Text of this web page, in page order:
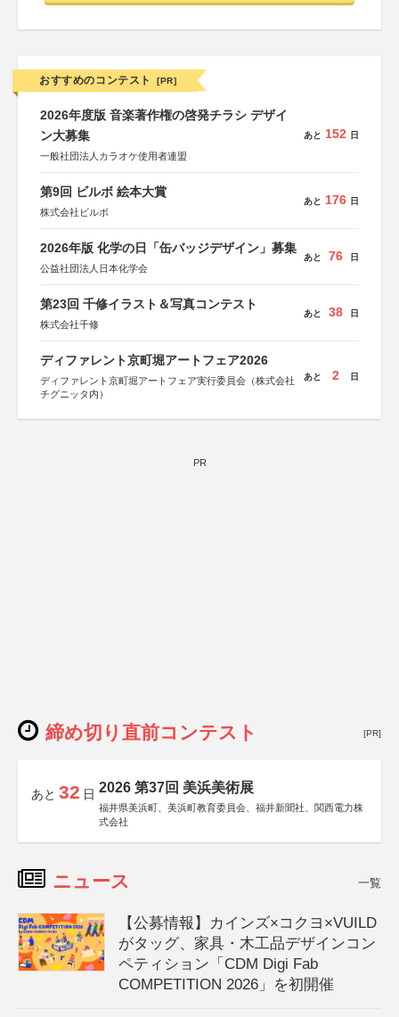
おすすめのコンテスト [PR]
2026年度版 音楽著作権の啓発チラシ デザイ
ン大募集
一般社団法人カラオケ使用者連盟
あと 152 日
第9回 ビルボ 絵本大賞
株式会社ビルボ
あと 176 日
2026年版 化学の日「缶バッジデザイン」募集
公益社団法人日本化学会
あと 76 日
第23回 千修イラスト＆写真コンテスト
株式会社千修
あと 38 日
ディファレント京町堀アートフェア2026
ディファレント京町堀アートフェア実行委員会（株式会社
チグニッタ内）
あと 2 日
PR
締め切り直前コンテスト [PR]
あと 32 日 2026 第37回 美浜美術展
福井県美浜町、美浜町教育委員会、福井新聞社、関西電力株
式会社
ニュース 一覧
【公募情報】カインズ×コクヨ×VUILD
がタッグ、家具・木工品デザインコン
ペティション「CDM Digi Fab
COMPETITION 2026」を初開催